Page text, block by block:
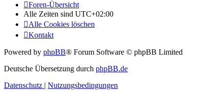
Foren-Übersicht
Alle Zeiten sind UTC+02:00
Alle Cookies löschen
Kontakt
Powered by phpBB® Forum Software © phpBB Limited
Deutsche Übersetzung durch phpBB.de
Datenschutz | Nutzungsbedingungen